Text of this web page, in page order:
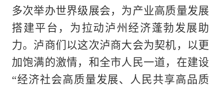
多次举办世界级展会，为产业高质量发展
搭建平台，为拉动泸州经济蓬勃发展助
力。泸商们以这次泸商大会为契机，以更
加饱满的激情，和全市人民一道，在建设
“经济社会高质量发展、人民共享高品质